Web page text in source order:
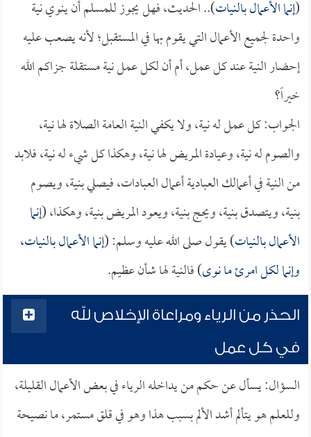
(إنما الأعمال بالنيات).. الحديث، فهل يجوز للمسلم أن ينوي نية
واحدة لجميع الأعمال التي يقوم بها في المستقبل؛ لأنه يصعب عليه
إحضار النية عند كل عمل، أم أن لكل عمل نية مستقلة جزاكم الله
خيراً؟
الجواب: كل عمل له نية، ولا يكفي النية العامة الصلاة لها نية،
والصوم له نية، وعيادة المريض لها نية، وهكذا كل شيء له نية، فلابد
من النية في أعمالك العبادية أعمال العبادات، فيصلي بنية، ويصوم
بنية، ويتصدق بنية، ويحج بنية، ويعود المريض بنية، وهكذا، (إنما
الأعمال بالنيات) يقول صلى الله عليه وسلم: (إنما الأعمال بالنيات،
وإنما لكل امرئ ما نوى) فالنية لها شأن عظيم.
الحذر من الرياء ومراعاة الإخلاص لله
في كل عمل
السؤال: يسأل عن حكم من يداخله الرياء في بعض الأعمال القليلة،
وللعلم هو يتألم أشد الألم بسبب هذا وهو في قلق مستمر، ما نصيحة